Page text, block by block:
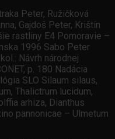
Peter, Ružičková
Gajdoš Peter, Krištín
rastliny E4 Pomoravie –
1996 Sabo Peter
Návrh národnej
p. 180 Nadácia
SLO Silaum silaus,
Thalictrum lucidum,
arhiza, Dianthus
pannonicae – Ulmetum